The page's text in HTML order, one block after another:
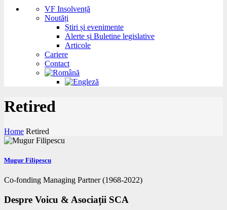
VF Insolvență
Noutăți
Știri și evenimente
Alerte și Buletine legislative
Articole
Cariere
Contact
Retired
Home Retired
Mugur Filipescu
Co-fonding Managing Partner (1968-2022)
Despre Voicu & Asociații SCA